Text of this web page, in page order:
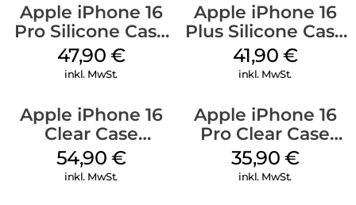
Apple iPhone 16
Pro Silicone Case
MagSafe Denim
47,90 €
inkl. MwSt.
Apple iPhone 16
Plus Silicone Case
MagSafe Stone
Gray
41,90 €
inkl. MwSt.
Apple iPhone 16
Clear Case
MagSafe
Transparent
54,90 €
inkl. MwSt.
Apple iPhone 16
Pro Clear Case
MagSafe
Transparent
35,90 €
inkl. MwSt.